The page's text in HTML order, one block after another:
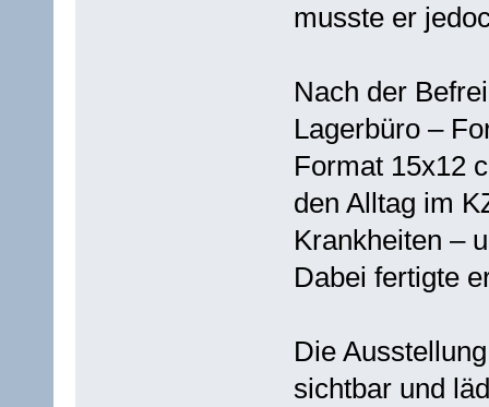
musste er
Nach der
Lagerbüro –
Format 15x12
den Alltag im
Krankheiten –
Dabei fertigte
Die
sichtbar und